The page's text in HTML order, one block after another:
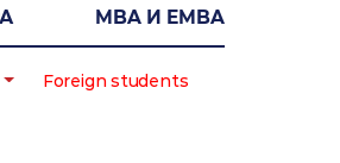
MBA И EMBA
Foreign students